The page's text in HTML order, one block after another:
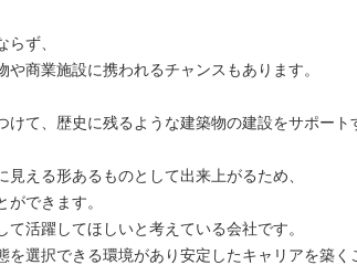
ず、
商業施設に携われるチャンスもあります。
けて、歴史に残るような建築物の建設をサポート
見える形あるものとして出来上がるため、
できます。
て活躍してほしいと考えている会社です。
を選択できる環境があり安定したキャリアを築く